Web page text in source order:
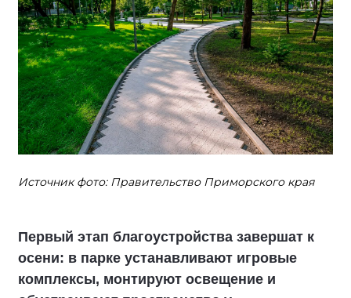
Источник фото: Правительство Приморского края
Первый этап благоустройства завершат к
осени: в парке устанавливают игровые
комплексы, монтируют освещение и